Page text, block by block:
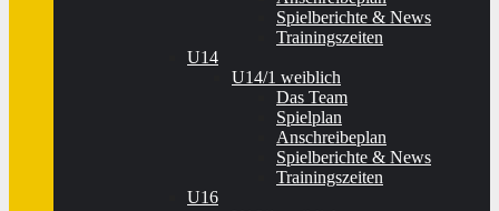
Spielberichte & News
Trainingszeiten
U14
U14/1 weiblich
Das Team
Spielplan
Anschreibeplan
Spielberichte & News
Trainingszeiten
U16